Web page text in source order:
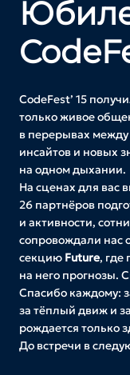
CodeFest’ 15
только живое
в перерывах
инсайтов и новых
на одном дыхании.
На сценах для вас
26 партнёров
и активности,
сопровождали нас
секцию Future, где
на него прогнозы.
Спасибо каждому:
за тёплый движ и
рождается только
До встречи в